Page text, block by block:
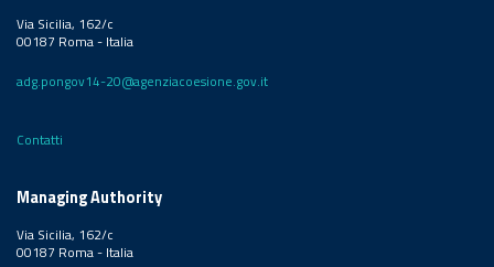
Via Sicilia, 162/c
00187 Roma - Italia
adg.pongov14-20@agenziacoesione.gov.it
Contatti
Managing Authority
Via Sicilia, 162/c
00187 Roma - Italia